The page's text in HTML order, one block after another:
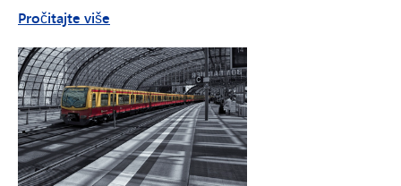
Pročitajte više